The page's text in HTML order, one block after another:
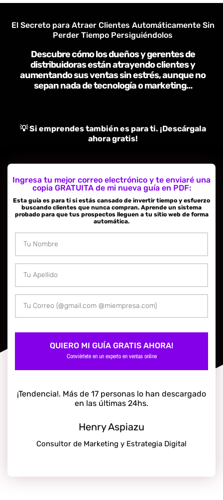
El Secreto para Atraer Clientes Automáticamente Sin
Perder Tiempo Persiguiéndolos
Descubre cómo los dueños y gerentes de
distribuidoras están atrayendo clientes y
aumentando sus ventas sin estrés, aunque no
sepan nada de tecnología o marketing…
💡 Si emprendes también es para ti. ¡Descárgala
ahora gratis!
Ingresa tu mejor correo electrónico y te enviaré una
copia GRATUITA de mi nueva guía en PDF:
Esta guía es para ti si estás cansado de invertir tiempo y esfuerzo
buscando clientes que nunca compran. Aprende un sistema
probado para que tus prospectos lleguen a tu sitio web de forma
automática.
QUIERO MI GUÍA GRATIS AHORA!
Conviértete en un experto en ventas online
¡Tendencia!. Más de 17 personas lo han descargado
en las últimas 24hs.
Henry Aspiazu
Consultor de Marketing y Estrategia Digital